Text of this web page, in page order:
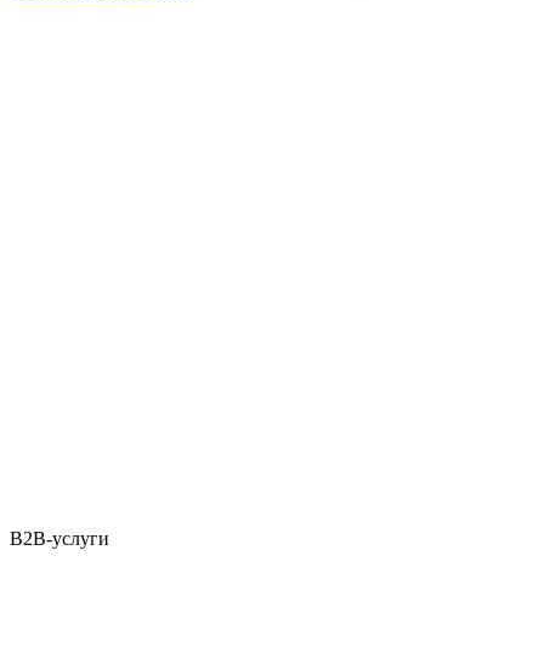
B2B-услуги